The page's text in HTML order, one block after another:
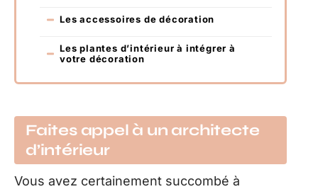
Les accessoires de décoration
Les plantes d’intérieur à intégrer à
votre décoration
Faites appel à un architecte
d’intérieur
Vous avez certainement succombé à